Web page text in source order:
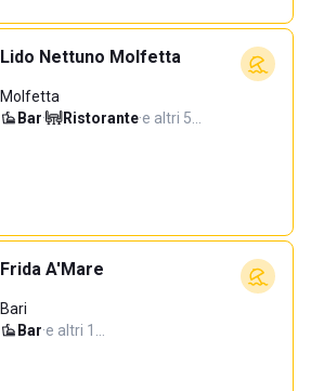
Lido Nettuno Molfetta
Molfetta
Bar· Ristorante·e altri 5…
Frida A'Mare
Bari
Bar·e altri 1…